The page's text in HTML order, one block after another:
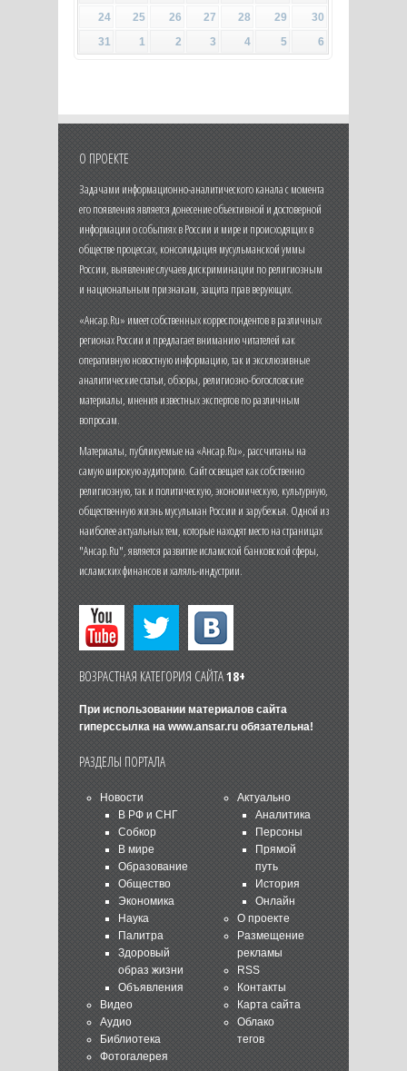
24
25 26 27 28 29
30
31
1 2 3 4 5 6
О ПРОЕКТЕ
Задачами информационно-аналитического канала с момента
его появления является донесение объективной и достоверной
информации о событиях в России и мире и происходящих в
обществе процессах, консолидация мусульманской уммы
России, выявление случаев дискриминации по религиозным
и национальным признакам, защита прав верующих.
«Ансар.Ru» имеет собственных корреспондентов в различных
регионах России и предлагает вниманию читателей как
оперативную новостную информацию, так и эксклюзивные
аналитические статьи, обзоры, религиозно-богословские
материалы, мнения известных экспертов по различным
вопросам.
Материалы, публикуемые на «Ансар.Ru», рассчитаны на
самую широкую аудиторию. Сайт освещает как собственно
религиозную, так и политическую, экономическую, культурную,
общественную жизнь мусульман России и зарубежья. Одной из
наиболее актуальных тем, которые находят место на страницах
"Ансар.Ru", является развитие исламской банковской сферы,
исламских финансов и халяль-индустрии.
ВОЗРАСТНАЯ КАТЕГОРИЯ САЙТА18+
При использовании материалов сайта
гиперссылка на www.ansar.ruобязательна!
РАЗДЕЛЫ ПОРТАЛА
Новости
В РФ и СНГ
Собкор
В мире
Образование
Общество
Экономика
Наука
Палитра
Здоровый
образ жизни
Объявления
Видео
Аудио
Библиотека
Фотогалерея
Актуально
Аналитика
Персоны
Прямой
путь
История
Онлайн
О проекте
Размещение
рекламы
RSS
Контакты
Карта сайта
Облако
тегов